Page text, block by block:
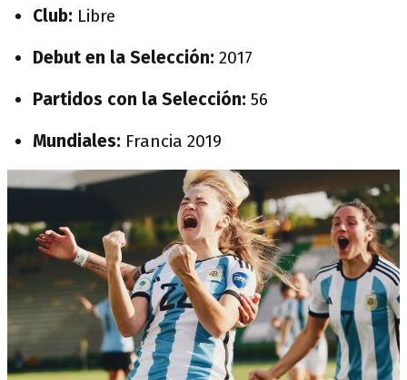
Club: Libre
Debut en la Selección: 2017
Partidos con la Selección: 56
Mundiales: Francia 2019